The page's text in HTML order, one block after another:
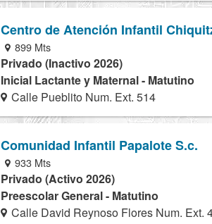
Centro de Atención Infantil
899 Mts
Privado (Inactivo 2026)
Inicial Lactante y Maternal - Matutino
Calle Pueblito Num. Ext. 514
Comunidad Infantil Papalote S.c.
933 Mts
Privado (Activo 2026)
Preescolar General - Matutino
Calle David Reynoso Flores Num. Ext.